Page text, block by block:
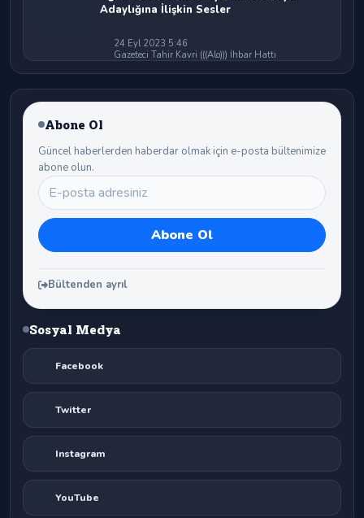
Adaylığına İlişkin Sesler
24 Eyl 2023 5:46
Gazeteci Tahir Kavri (((Alo))) İhbar Hattı
Abone Ol
Güncel haberlerden haberdar olmak için e-posta bültenimize
abone olun.
Bültenden ayrıl
Sosyal Medya
Facebook
Twitter
Instagram
YouTube